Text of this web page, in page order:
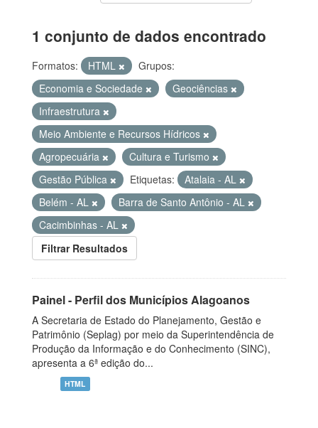
1 conjunto de dados encontrado
Formatos: HTML
Grupos:
Economia e Sociedade
Geociências
Infraestrutura
Meio Ambiente e Recursos Hídricos
Agropecuária
Cultura e Turismo
Gestão Pública
Etiquetas:
Atalaia - AL
Belém - AL
Barra de Santo Antônio - AL
Cacimbinhas - AL
Filtrar Resultados
Painel - Perfil dos Municípios Alagoanos
A Secretaria de Estado do Planejamento, Gestão e
Patrimônio (Seplag) por meio da Superintendência de
Produção da Informação e do Conhecimento (SINC),
apresenta a 6ª edição do...
HTML